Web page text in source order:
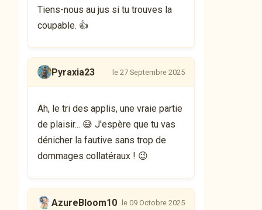
Tiens-nous au jus si tu trouves la
coupable. 👍
Pyraxia23 le 27 Septembre 2025
Ah, le tri des applis, une vraie partie
de plaisir... 😅 J'espère que tu vas
dénicher la fautive sans trop de
dommages collatéraux ! 😉
AzureBloom10 le 09 Octobre 2025